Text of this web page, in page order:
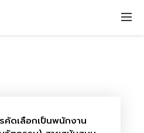
คัดเลือกเป็นพนักงาน